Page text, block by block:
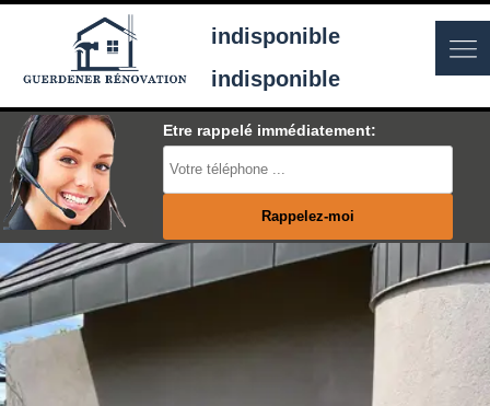
indisponible
indisponible
Etre rappelé immédiatement: